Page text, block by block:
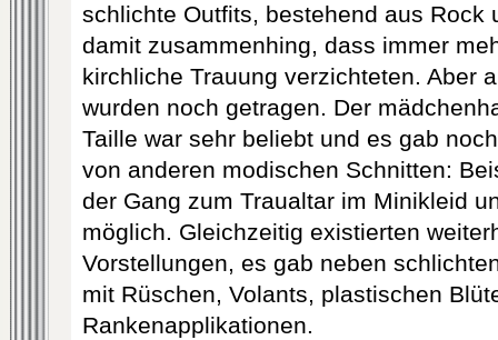
schlichte Outfits, bestehend aus Rock
damit zusammenhing, dass immer
kirchliche Trauung verzichteten. Aber
wurden noch getragen. Der
Taille war sehr beliebt und es gab
von anderen modischen Schnitten:
der Gang zum Traualtar im Minikleid
möglich. Gleichzeitig existierten
Vorstellungen, es gab neben
mit Rüschen, Volants, plastischen
Rankenapplikationen.